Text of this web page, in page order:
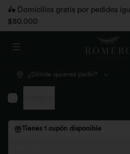
🛵 Domicilios gratis por pedidos
$80.000
Abrir menu de navegación
¿Dónde quieres pedir?
Tienes 1 cupón disponible